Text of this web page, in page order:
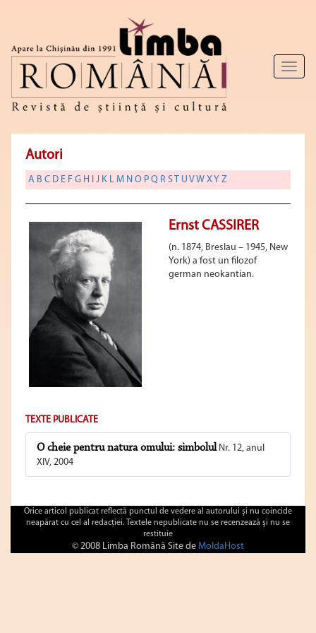
Toggle
Autori
A B C D E F G H I J K L M N O P Q R S T U VW X Y Z
Ernst CASSIRER
(n. 1874, Breslau – 1945, New
York) a fost un filozof
german neokantian.
TEXTE PUBLICATE
O cheie pentru natura omului: simbolulNr. 12, anul
XIV, 2004
Orice articol publicat reflectă punctul de vedere al autorului şi nu coincide
neapărat cu cel al redacţiei. Textele nepublicate nu se recenzează şi nu se
restituie
© 2008 Limba Română Site de MoldaHost